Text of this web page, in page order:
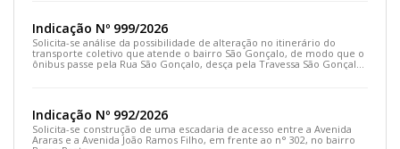
Indicação Nº 999/2026
Solicita-se análise da possibilidade de alteração no itinerário do
transporte coletivo que atende o bairro São Gonçalo, de modo que o
ônibus passe pela Rua São Gonçalo, desça pela Travessa São Gonçalo
Indicação Nº 992/2026
Solicita-se construção de uma escadaria de acesso entre a Avenida
Araras e a Avenida João Ramos Filho, em frente ao n° 302, no bairro